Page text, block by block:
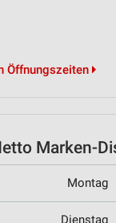
Öffnungszeiten
Marken-
Montag
Dienstag